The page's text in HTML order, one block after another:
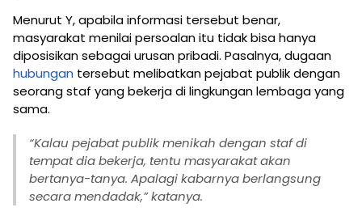
Menurut Y, apabila informasi tersebut benar,
masyarakat menilai persoalan itu tidak bisa hanya
diposisikan sebagai urusan pribadi. Pasalnya, dugaan
hubungan tersebut melibatkan pejabat publik dengan
seorang staf yang bekerja di lingkungan lembaga yang
sama.
“Kalau pejabat publik menikah dengan staf di
tempat dia bekerja, tentu masyarakat akan
bertanya-tanya. Apalagi kabarnya berlangsung
secara mendadak,” katanya.